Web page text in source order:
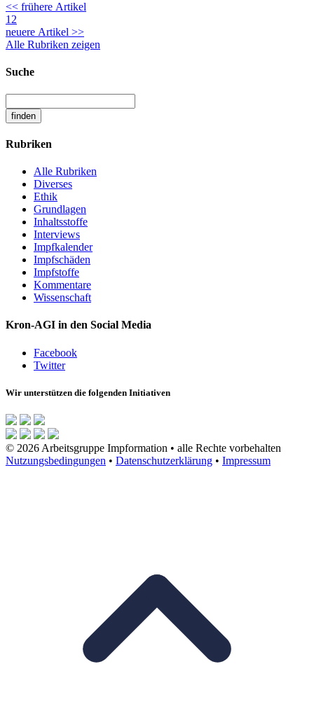
<< frühere Artikel
1 2
neuere Artikel >>
Alle Rubriken zeigen
Suche
Rubriken
Alle Rubriken
Diverses
Ethik
Grundlagen
Inhaltsstoffe
Interviews
Impfkalender
Impfschäden
Impfstoffe
Kommentare
Wissenschaft
Kron-AGI in den Social Media
Facebook
Twitter
Wir unterstützen die folgenden Initiativen
© 2026 Arbeitsgruppe Impformation • alle Rechte vorbehalten
Nutzungsbedingungen • Datenschutzerklärung • Impressum